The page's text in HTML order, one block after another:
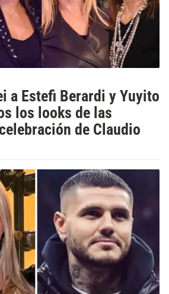
a Estefi Berardi y Yuyito
los looks de las
de Claudio